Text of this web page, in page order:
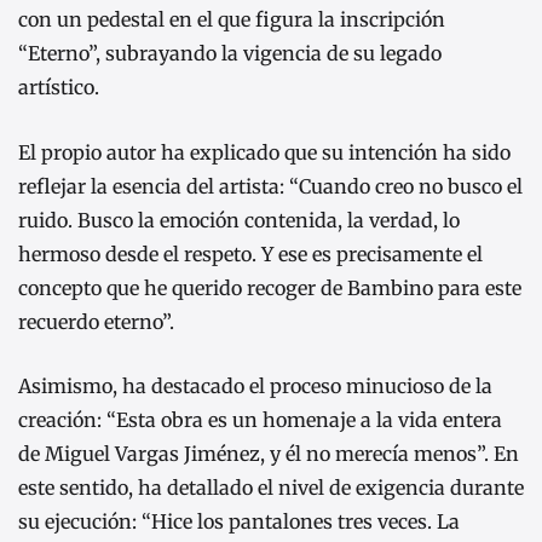
con un pedestal en el que figura la inscripción
“Eterno”, subrayando la vigencia de su legado
artístico.
El propio autor ha explicado que su intención ha sido
reflejar la esencia del artista: “Cuando creo no busco el
ruido. Busco la emoción contenida, la verdad, lo
hermoso desde el respeto. Y ese es precisamente el
concepto que he querido recoger de Bambino para este
recuerdo eterno”.
Asimismo, ha destacado el proceso minucioso de la
creación: “Esta obra es un homenaje a la vida entera
de Miguel Vargas Jiménez, y él no merecía menos”. En
este sentido, ha detallado el nivel de exigencia durante
su ejecución: “Hice los pantalones tres veces. La